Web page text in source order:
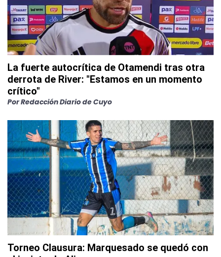
La fuerte autocrítica de Otamendi tras otra
derrota de River: "Estamos en un momento
crítico"
PorRedacción Diario de Cuyo
Torneo Clausura: Marquesado se quedó con